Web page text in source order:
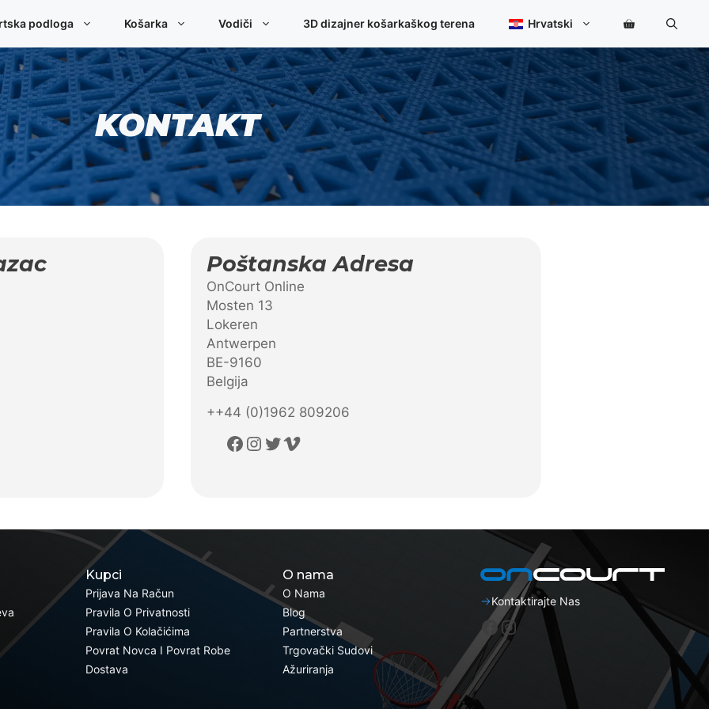
podloga Košarka Vodiči 3D dizajner košarkaškog terena Hrvatski
KONTAKT
Poštanska Adresa
OnCourt Online
Mosten 13
Lokeren
Antwerpen
BE-9160
Belgija
++44 (0)1962 809206
Facebook
Instagram
Twitter
Vimeo
Kupci
Prijava Na Račun
Pravila O Privatnosti
Pravila O Kolačićima
Povrat Novca I Povrat Robe
Dostava
O nama
O Nama
Blog
Partnerstva
Trgovački Sudovi
Ažuriranja
Kontaktirajte Nas
Facebook
Instagram